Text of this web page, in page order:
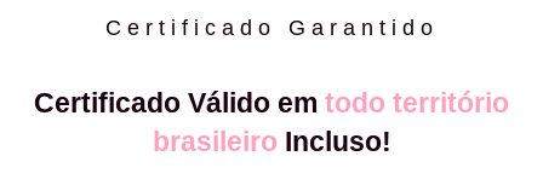
Certificado Garantido
Certificado Válido em todo território
brasileiro Incluso!